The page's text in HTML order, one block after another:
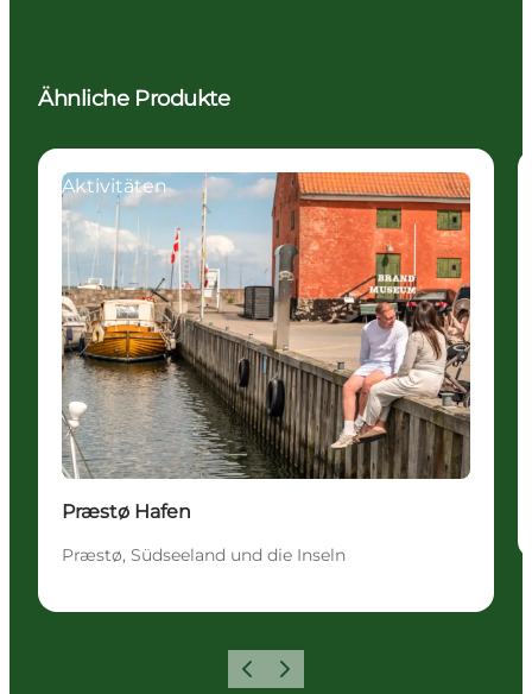
Ähnliche Produkte
Aktivitäten
Præstø Hafen
Præstø, Südseeland und die Inseln
ZurückWeiter